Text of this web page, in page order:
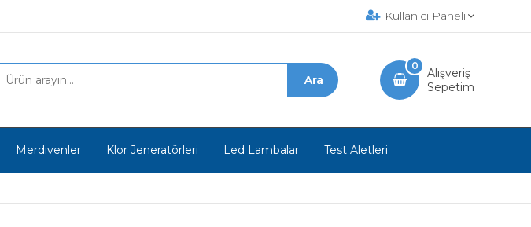
Kullanıcı Paneli
Alışveriş
Sepetim
0
Merdivenler Klor Jeneratörleri Led Lambalar Test Aletleri